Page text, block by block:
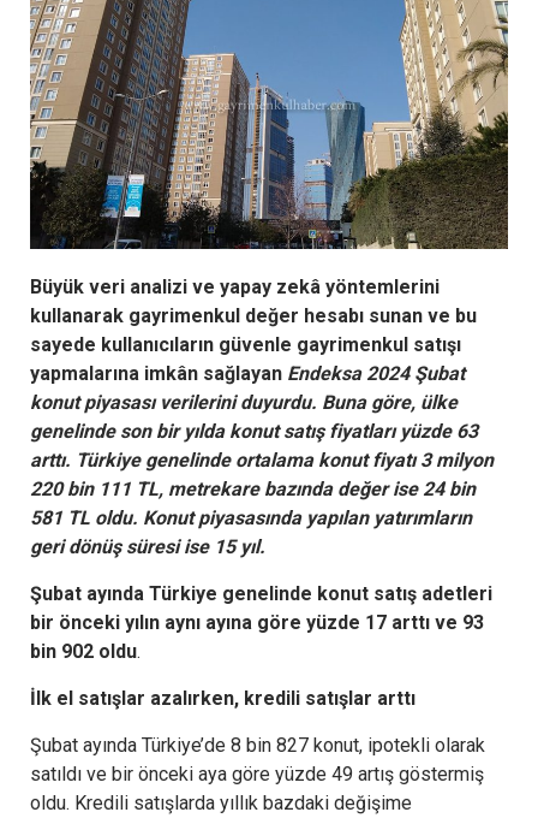
Büyük veri analizi ve yapay zekâ yöntemlerini
kullanarak gayrimenkul değer hesabı sunan ve bu
sayede kullanıcıların güvenle gayrimenkul satışı
yapmalarına imkân sağlayan Endeksa 2024 Şubat
konut piyasası verilerini duyurdu. Buna göre, ülke
genelinde son bir yılda konut satış fiyatları yüzde 63
arttı. Türkiye genelinde ortalama konut fiyatı 3 milyon
220 bin 111 TL, metrekare bazında değer ise 24 bin
581 TL oldu. Konut piyasasında yapılan yatırımların
geri dönüş süresi ise 15 yıl.
Şubat ayında Türkiye genelinde konut satış adetleri
bir önceki yılın aynı ayına göre yüzde 17 arttı ve 93
bin 902 oldu.
İlk el satışlar azalırken, kredili satışlar arttı
Şubat ayında Türkiye’de 8 bin 827 konut, ipotekli olarak
satıldı ve bir önceki aya göre yüzde 49 artış göstermiş
oldu. Kredili satışlarda yıllık bazdaki değişime